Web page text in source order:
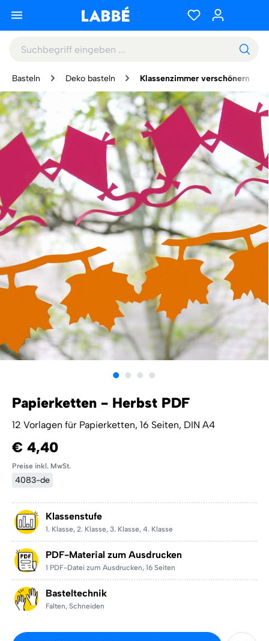
Basteln Deko basteln Klassenzimmer verschönern
Papierketten - Herbst PDF
12 Vorlagen für Papierketten, 16 Seiten, DIN A4
€ 4,40
Preise inkl. MwSt.
4083-de
Klassenstufe
1. Klasse, 2. Klasse, 3. Klasse, 4. Klasse
PDF-Material zum Ausdrucken
1 PDF-Datei zum Ausdrucken, 16 Seiten
Basteltechnik
Falten, Schneiden